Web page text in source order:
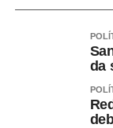
presidente da
Ao final do
valorização do
igualdade de
da